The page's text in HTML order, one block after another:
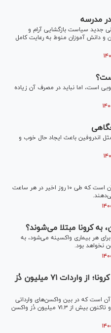
جدید سیاست بازگشایی آرام و
و دانش آموزان منوط به رعایت کامل
است، اما نباید در مصرف آن زیاده
اندروفین باعث ایجاد حال خوب و
بررسی آمار‌های وزارت بهداشت حاکی از آن است که طی ۱۰ روز اخیر در هر ساعت
به کرونا مبتلا می‌شوند؟
هر بیماری واکسینه می‌شود، به
نخواهد بود.
آخرین وضعیت واردات واکسن کرونا؛ از واردات ۷۱ میلیون دُز
آن است که در بین واکسن‌های وارداتی
بالاترین سهم مربوط به سینوفارم است و تاکنون بیش از ۷۱.۳ میلیون دُز واکسن